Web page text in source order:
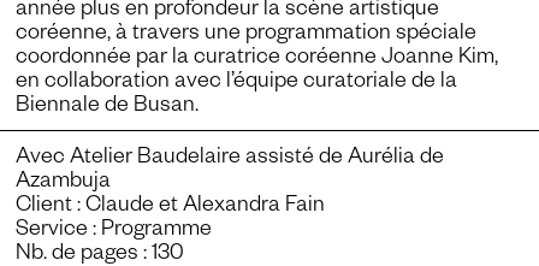
année plus en profondeur la scène artistique
coréenne, à travers une programmation spéciale
coordonnée par la curatrice coréenne Joanne Kim,
en collaboration avec l’équipe curatoriale de la
Biennale de Busan.
Avec Atelier Baudelaire assisté deAurélia de
Azambuja
Client : Claude et Alexandra Fain
Service : Programme
Nb. de pages : 130